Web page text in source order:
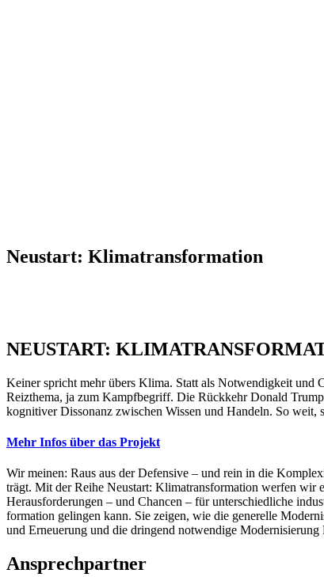
Neustart: Klima­trans­for­mation
NEUSTART:
Keiner spricht mehr übers Klima. Statt als Notwen­digkeit
Reizthema, ja zum Kampf­be­griff. Die Rückkehr Donald
kogni­tiver Dissonanz zwischen Wissen und Handeln. So weit,
Mehr Infos über das Projekt
Wir meinen: Raus aus der Defensive – und rein in die
trägt. Mit der Reihe Neustart: Klima­trans­for­mation werfen wir
Heraus­for­de­rungen – und Chancen – für unter­schied­liche
for­mation gelingen kann. Sie zeigen, wie die generelle
und Erneuerung und die dringend notwendige Moder­ni­sierung
Ansprech­partner